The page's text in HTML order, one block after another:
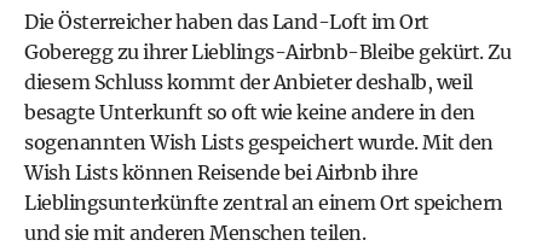
Die Österreicher haben das Land-Loft im Ort
Goberegg zu ihrer Lieblings-Airbnb-Bleibe gekürt. Zu
diesem Schluss kommt der Anbieter deshalb, weil
besagte Unterkunft so oft wie keine andere in den
sogenannten Wish Lists gespeichert wurde. Mit den
Wish Lists können Reisende bei Airbnb ihre
Lieblingsunterkünfte zentral an einem Ort speichern
und sie mit anderen Menschen teilen.